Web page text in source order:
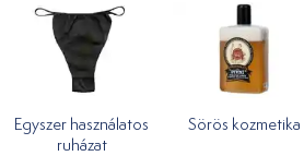
Egyszer használatos
ruházat
Sörös kozmetika